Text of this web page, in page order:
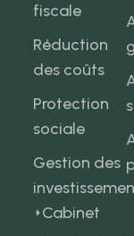
fiscale
Réduction
des coûts
Protection
sociale
Gestion des
Cabinet